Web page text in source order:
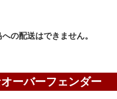
の配送はできません。
ーバーフェンダー